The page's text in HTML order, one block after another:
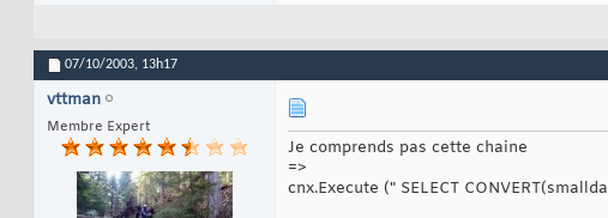
07/10/2003, 13h17
vttman
Membre Expert
Je comprends pas cette chaine
=>
cnx.Execute (" SELECT